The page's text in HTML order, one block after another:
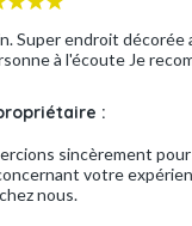
Super endroit décorée
Je recommande
:
sincèrement
votre
nous.